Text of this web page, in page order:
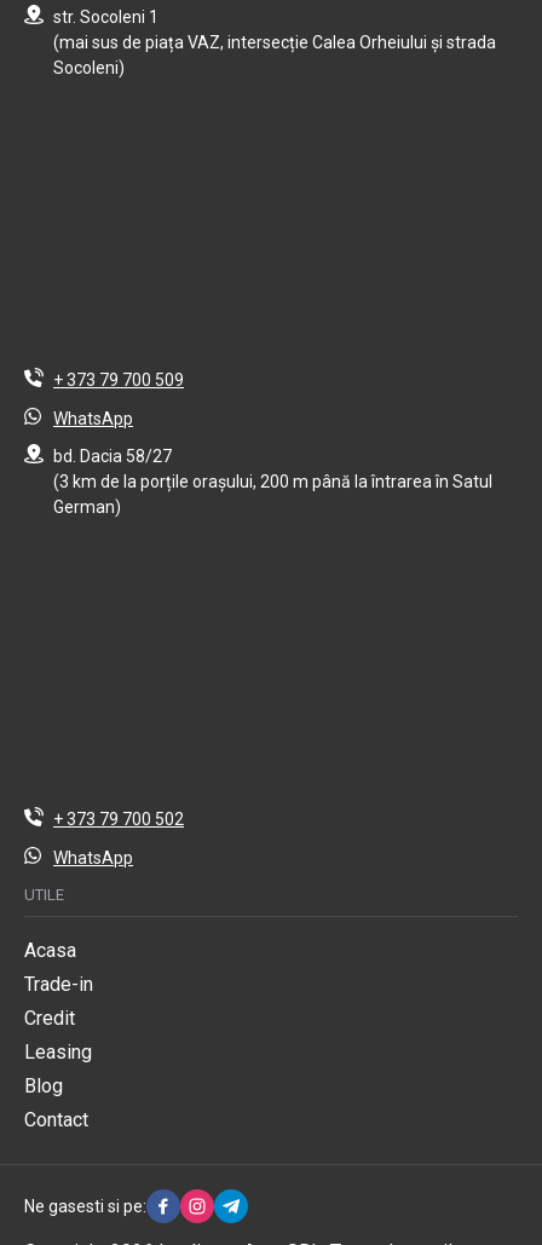
str. Socoleni 1
(mai sus de piața VAZ, intersecție Calea Orheiului și strada
Socoleni)
+ 373 79 700 509
WhatsApp
bd. Dacia 58/27
(3 km de la porțile orașului, 200 m până la întrarea în Satul
German)
+ 373 79 700 502
WhatsApp
UTILE
Acasa
Trade-in
Credit
Leasing
Blog
Contact
Ne gasesti si pe: